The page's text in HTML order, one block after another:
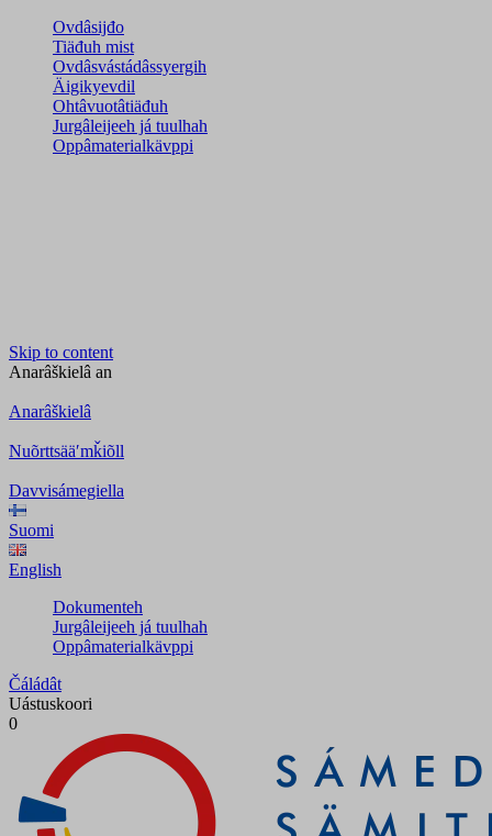
Ovdâsijđo
Tiäđuh mist
Ovdâsvástádâssyergih
Äigikyevdil
Ohtâvuotâtiäđuh
Jurgâleijeeh já tuulhah
Oppâmaterialkävppi
Skip to content
Anarâškielâ an
Anarâškielâ
Nuõrttsääʹmǩiõll
Davvisámegiella
Suomi
English
Dokumenteh
Jurgâleijeeh já tuulhah
Oppâmaterialkävppi
Čáládât
Uástuskoori
0